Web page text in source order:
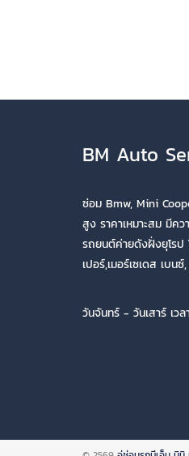
BM Auto
ซ่อม Bmw, Mini
สูง ราคาเหมาะสม มีค
รถยนต์ค่ายดังฝั่งยุโรป
เปอร์,เมอร์เซเดส เบน
วันจันทร์ - วันเสาร์ เว